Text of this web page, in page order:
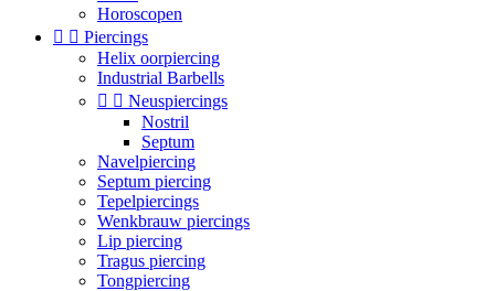
Horoscopen
  Piercings
Helix oorpiercing
Industrial Barbells
  Neuspiercings
Nostril
Septum
Navelpiercing
Septum piercing
Tepelpiercings
Wenkbrauw piercings
Lip piercing
Tragus piercing
Tongpiercing